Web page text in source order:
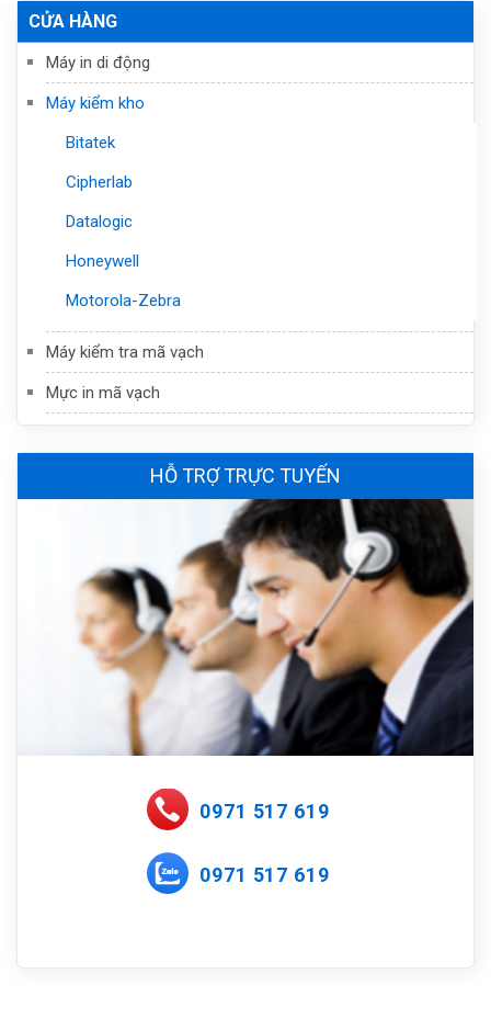
CỬA HÀNG
Máy in di động
Máy kiểm kho
Bitatek
Cipherlab
Datalogic
Honeywell
Motorola-Zebra
Máy kiểm tra mã vạch
Mực in mã vạch
HỖ TRỢ TRỰC TUYẾN
0971 517 619
0971 517 619